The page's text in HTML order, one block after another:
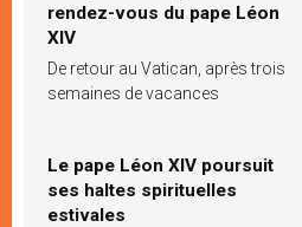
rendez-vous du pape Léon
XIV
De retour au Vatican, après trois
semaines de vacances
Le pape Léon XIV poursuit
ses haltes spirituelles
estivales